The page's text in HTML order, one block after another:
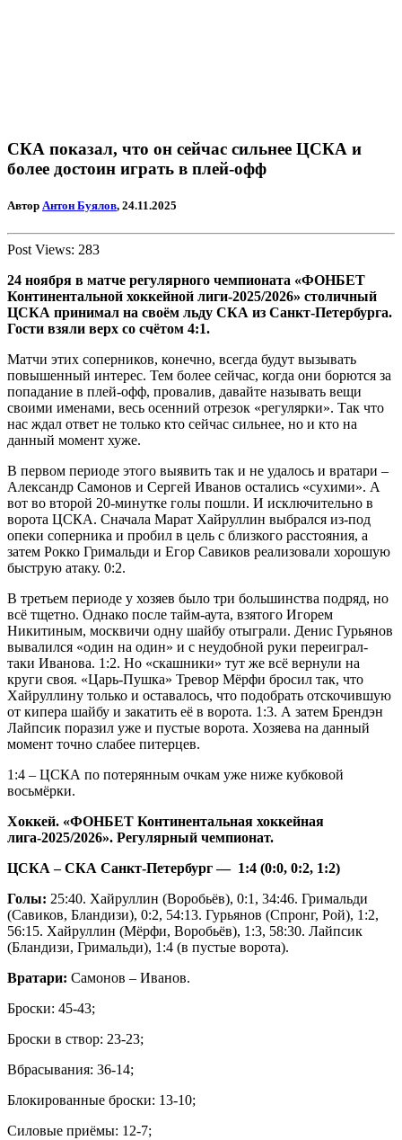
СКА показал, что он сейчас сильнее ЦСКА и
более достоин играть в плей-офф
Автор Антон Буялов, 24.11.2025
Post Views: 283
24 ноября в матче регулярного чемпионата «ФОНБЕТ
Континентальной хоккейной лиги-2025/2026» столичный
ЦСКА принимал на своём льду СКА из Санкт-Петербурга.
Гости взяли верх со счётом 4:1.
Матчи этих соперников, конечно, всегда будут вызывать
повышенный интерес. Тем более сейчас, когда они борются за
попадание в плей-офф, провалив, давайте называть вещи
своими именами, весь осенний отрезок «регулярки». Так что
нас ждал ответ не только кто сейчас сильнее, но и кто на
данный момент хуже.
В первом периоде этого выявить так и не удалось и вратари –
Александр Самонов и Сергей Иванов остались «сухими». А
вот во второй 20-минутке голы пошли. И исключительно в
ворота ЦСКА. Сначала Марат Хайруллин выбрался из-под
опеки соперника и пробил в цель с близкого расстояния, а
затем Рокко Гримальди и Егор Савиков реализовали хорошую
быструю атаку. 0:2.
В третьем периоде у хозяев было три большинства подряд, но
всё тщетно. Однако после тайм-аута, взятого Игорем
Никитиным, москвичи одну шайбу отыграли. Денис Гурьянов
вывалился «один на один» и с неудобной руки переиграл-
таки Иванова. 1:2. Но «скашники» тут же всё вернули на
круги своя. «Царь-Пушка» Тревор Мёрфи бросил так, что
Хайруллину только и оставалось, что подобрать отскочившую
от кипера шайбу и закатить её в ворота. 1:3. А затем Брендэн
Лайпсик поразил уже и пустые ворота. Хозяева на данный
момент точно слабее питерцев.
1:4 – ЦСКА по потерянным очкам уже ниже кубковой
восьмёрки.
Хоккей. «ФОНБЕТ Континентальная хоккейная
лига-2025/2026». Регулярный чемпионат.
ЦСКА – СКА Санкт-Петербург — 1:4 (0:0, 0:2, 1:2)
Голы: 25:40. Хайруллин (Воробьёв), 0:1, 34:46. Гримальди
(Савиков, Бландизи), 0:2, 54:13. Гурьянов (Спронг, Рой), 1:2,
56:15. Хайруллин (Мёрфи, Воробьёв), 1:3, 58:30. Лайпсик
(Бландизи, Гримальди), 1:4 (в пустые ворота).
Вратари: Самонов – Иванов.
Броски: 45-43;
Броски в створ: 23-23;
Вбрасывания: 36-14;
Блокированные броски: 13-10;
Силовые приёмы: 12-7;